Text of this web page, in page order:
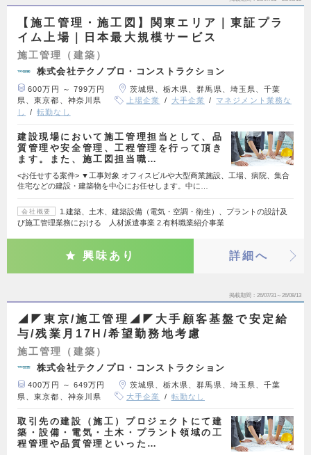
【施工管理・施工図】関東エリア｜東証プラ
イム上場｜日本最大規模サービス
施工管理（建築）
株式会社テクノプロ・コンストラクション
600万円 ～ 799万円
茨城県、栃木県、群馬県、埼玉県、千葉
県、東京都、神奈川県
上場企業 大手企業
マネジメント業務な
し
転勤なし
建設現場において施工管理担当として、品
質管理や安全管理、工程管理を行って頂き
ます。また、施工図担当職…
<お任せする案件> ▼工事対象 オフィスビルや大型商業施設、工場、病院、集合
住宅などの建設・建築物を中心にお任せします。中に…
会社概要
1.建築、土木、建築設備（電気・空調・衛生）、プラントの設計及
び施工管理業務における 人材派遣事業 2.有料職業紹介事業
興味あり 詳細へ
掲載期間 26/07/31～26/08/13
◢◤東京/施工管理◢◤大手顧客基盤で安定給
与/残業月17H/希望勤務地考慮
施工管理（建築）
株式会社テクノプロ・コンストラクション
400万円 ～ 649万円
茨城県、栃木県、群馬県、埼玉県、千葉
県、東京都、神奈川県
大手企業 転勤なし
取引先の建設（施工）プロジェクトにて建
築・設備・電気・土木・プラント領域の工
程管理や品質管理といった…